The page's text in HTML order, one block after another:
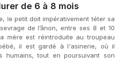
de 6 à 8 mois
le petit doit impérativement téter sa
de l’ânon, entre ses 8 et 10
mère est réintroduite au troupeau
il est gardé à l'asinerie, où il
humains, tout en poursuivant son